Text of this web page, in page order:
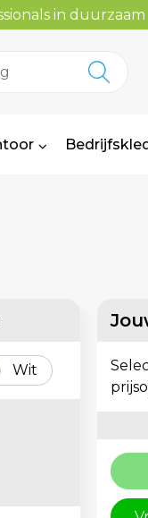
in duurzaam
Wit